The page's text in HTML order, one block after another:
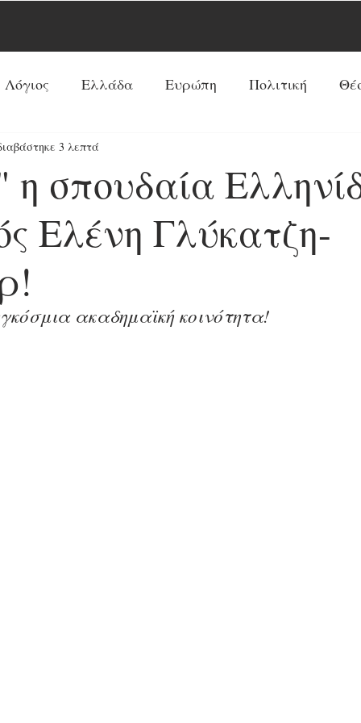
Ελλάδα Ευρώπη Πολιτική
Νέα Τάξη Πραγμάτων
Ρεπορτάζ Αντί-Νέα Τάξη
Κοινωνία
σπουδαία
Ελένη Γλύκατζη-
3 λεπτά
ακαδημαϊκή κοινότητα!